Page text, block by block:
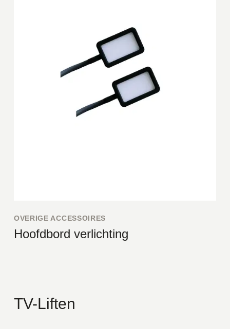
OVERIGE ACCESSOIRES
Hoofdbord verlichting
TV-Liften